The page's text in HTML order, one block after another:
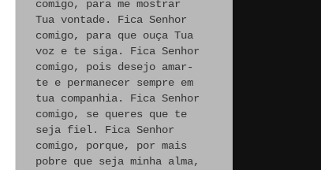
comigo, para me mostrar
Tua vontade. Fica Senhor
comigo, para que ouça Tua
voz e te siga. Fica Senhor
comigo, pois desejo amar-
te e permanecer sempre em
tua companhia. Fica Senhor
comigo, se queres que te
seja fiel. Fica Senhor
comigo, porque, por mais
pobre que seja minha alma,